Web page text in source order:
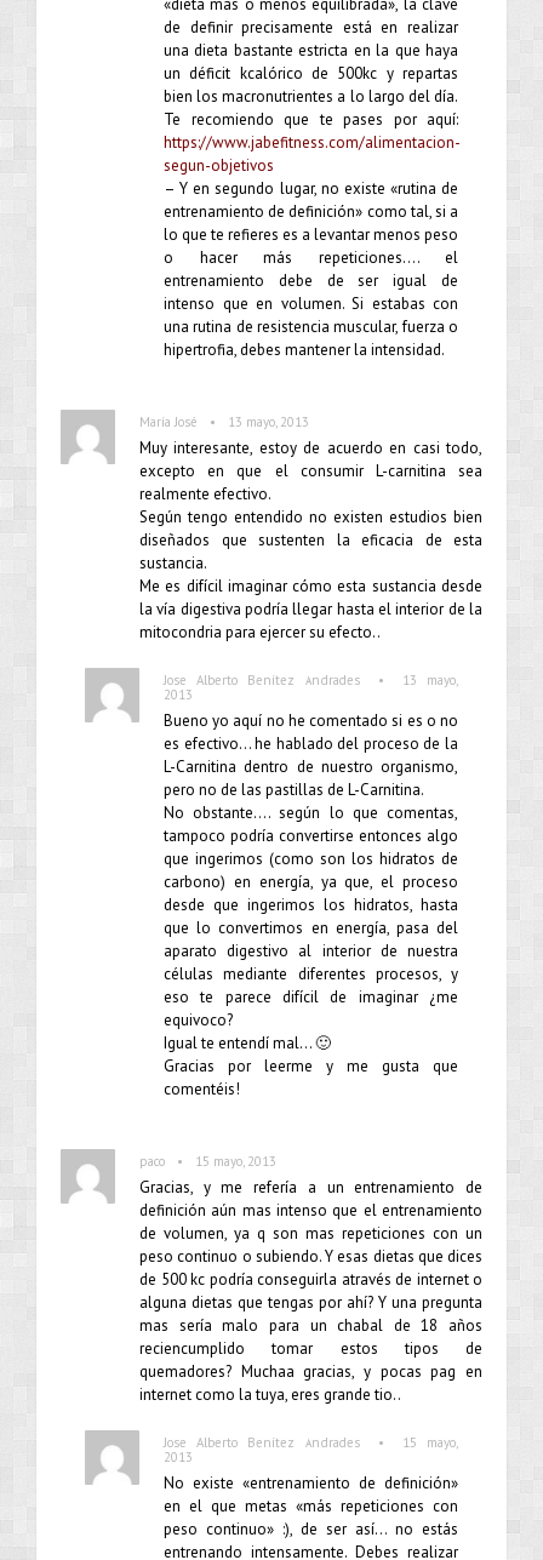
de definir precisamente está en realizar
una dieta bastante estricta en la que haya
un déficit kcalórico de 500kc y repartas
bien los macronutrientes a lo largo del día.
Te recomiendo que te pases por aquí:
https://www.jabefitness.com/alimentacion-
segun-objetivos
– Y en segundo lugar, no existe «rutina de
entrenamiento de definición» como tal, si a
lo que te refieres es a levantar menos peso
o hacer más repeticiones…. el
entrenamiento debe de ser igual de
intenso que en volumen. Si estabas con
una rutina de resistencia muscular, fuerza o
hipertrofia, debes mantener la intensidad.
María José • 13 mayo, 2013
Muy interesante, estoy de acuerdo en casi todo,
excepto en que el consumir L-carnitina sea
realmente efectivo.
Según tengo entendido no existen estudios bien
diseñados que sustenten la eficacia de esta
sustancia.
Me es difícil imaginar cómo esta sustancia desde
la vía digestiva podría llegar hasta el interior de la
mitocondria para ejercer su efecto..
Jose Alberto Benítez Andrades •
13 mayo,
2013
Bueno yo aquí no he comentado si es o no
es efectivo… he hablado del proceso de la
L-Carnitina dentro de nuestro organismo,
pero no de las pastillas de L-Carnitina.
No obstante…. según lo que comentas,
tampoco podría convertirse entonces algo
que ingerimos (como son los hidratos de
carbono) en energía, ya que, el proceso
desde que ingerimos los hidratos, hasta
que lo convertimos en energía, pasa del
aparato digestivo al interior de nuestra
células mediante diferentes procesos, y
eso te parece difícil de imaginar ¿me
equivoco?
Igual te entendí mal… 🙂
Gracias por leerme y me gusta que
comentéis!
paco • 15 mayo, 2013
Gracias, y me refería a un entrenamiento de
definición aún mas intenso que el entrenamiento
de volumen, ya q son mas repeticiones con un
peso continuo o subiendo. Y esas dietas que dices
de 500 kc podría conseguirla através de internet o
alguna dietas que tengas por ahí? Y una pregunta
mas sería malo para un chabal de 18 años
reciencumplido tomar estos tipos de
quemadores? Muchaa gracias, y pocas pag en
internet como la tuya, eres grande tio..
Jose Alberto Benítez Andrades •
15 mayo,
2013
No existe «entrenamiento de definición»
en el que metas «más repeticiones con
peso continuo» :), de ser así… no estás
entrenando intensamente. Debes realizar